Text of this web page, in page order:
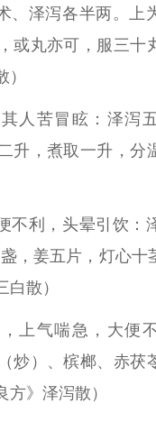
、泽泻各半两。上
或丸亦可，服三十
人苦冒眩：泽泻
升，煮取一升，分
不利，头晕引饮：
，姜五片，灯心十
散）
上气喘急，大便
炒）、槟榔、赤茯
》泽泻散）